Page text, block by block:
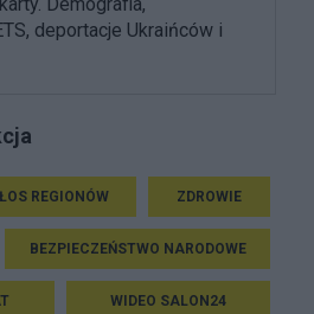
deportacje Ukraińców i
REGIONÓW ZDROWIE
BEZPIECZEŃSTWO NARODOWE
WIDEO SALON24